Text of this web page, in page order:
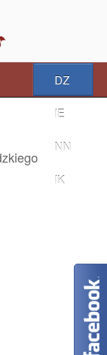
DZ
IE
NN
IK